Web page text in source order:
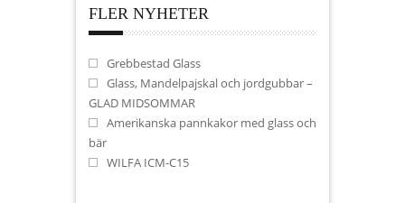
FLER NYHETER
Grebbestad Glass
Glass, Mandelpajskal och jordgubbar –
GLAD MIDSOMMAR
Amerikanska pannkakor med glass och
bär
WILFA ICM-C15